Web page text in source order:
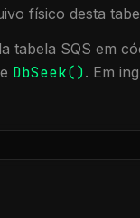
físico desta
tabela SQS em
e DbSeek(). Em